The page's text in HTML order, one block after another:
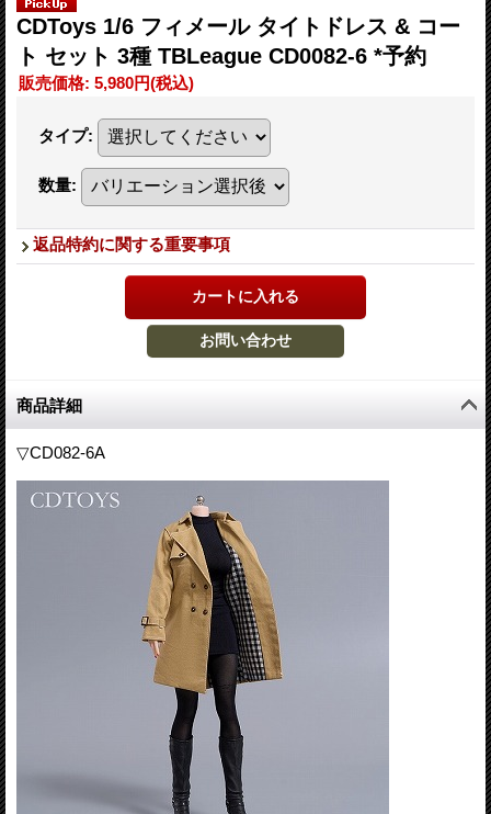
CDToys 1/6 フィメール タイトドレス & コー
ト セット 3種 TBLeague CD0082-6 *予約
販売価格: 5,980円(税込)
タイプ:
数量:
返品特約に関する重要事項
商品詳細
▽CD082-6A